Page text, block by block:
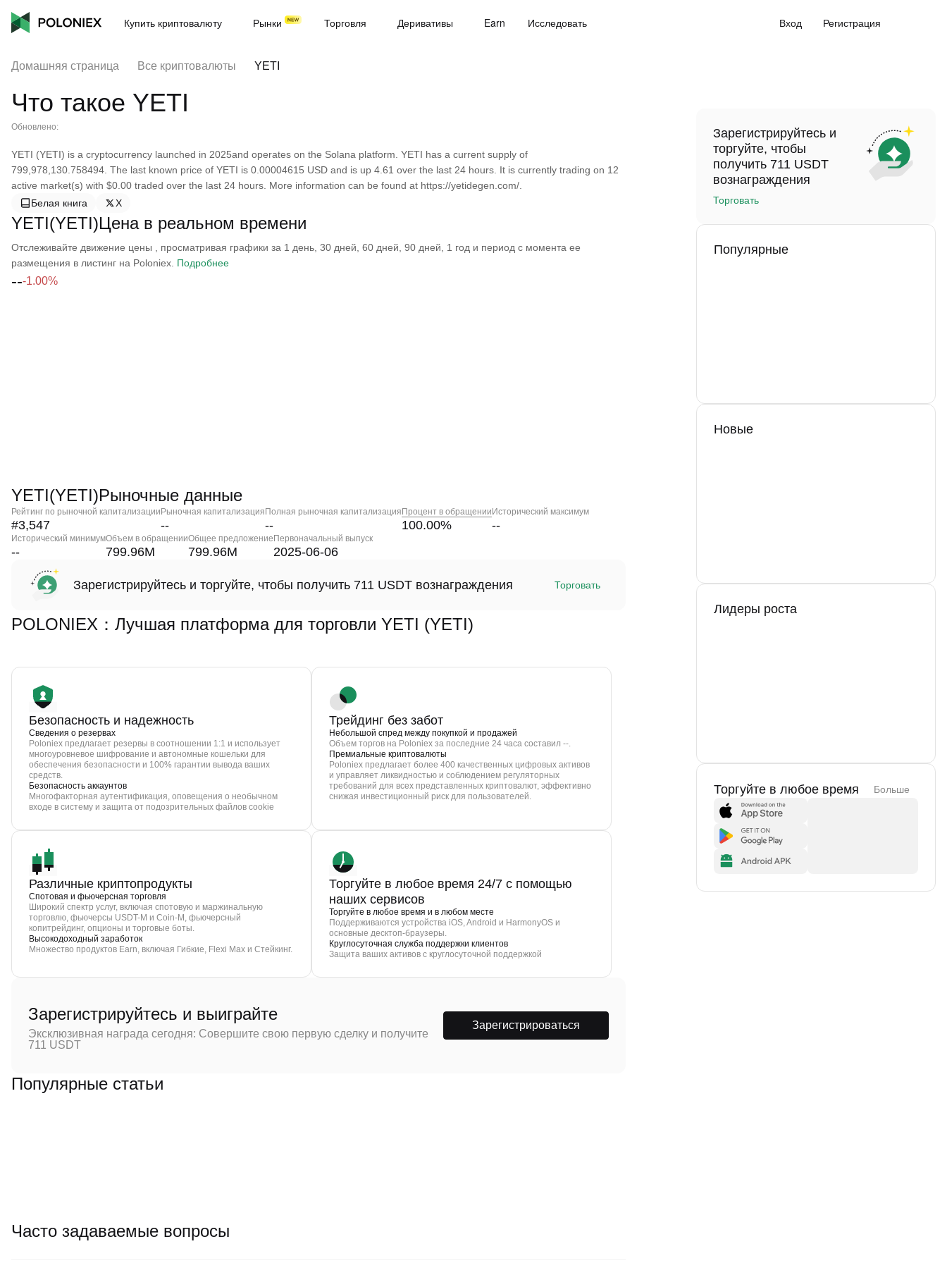
Купить криптовалюту Рынки Торговля Деривативы Earn Исследовать Вход Регистрация
Домашняя страница Все криптовалюты YETI
Что такое YETI
Обновлено:
YETI (YETI) is a cryptocurrency launched in 2025and operates on the Solana platform. YETI has a current supply of
799,978,130.758494. The last known price of YETI is 0.00004615 USD and is up 4.61 over the last 24 hours. It is currently trading on 12
active market(s) with $0.00 traded over the last 24 hours. More information can be found at https://yetidegen.com/.
Белая книга
X
YETI(YETI)Цена в реальном времени
Отслеживайте движение цены , просматривая графики за 1 день, 30 дней, 60 дней, 90 дней, 1 год и период с момента ее
размещения в листинг на Poloniex. Подробнее
---1.00%
YETI(YETI)Рыночные данные
Рейтинг по рыночной капитализации
#3,547
Рыночная капитализация
--
Полная рыночная капитализация
--
Процент в обращении
100.00%
Исторический максимум
--
Исторический минимум
--
Объем в обращении
799.96M
Общее предложение
799.96M
Первоначальный выпуск
2025-06-06
Зарегистрируйтесь и торгуйте, чтобы получить 711 USDT вознаграждения Торговать
POLONIEX：Лучшая платформа для торговли YETI (YETI)
Безопасность и надежность
Сведения о резервах
Poloniex предлагает резервы в соотношении 1:1 и использует
многоуровневое шифрование и автономные кошельки для
обеспечения безопасности и 100% гарантии вывода ваших
средств.
Безопасность аккаунтов
Многофакторная аутентификация, оповещения о необычном
входе в систему и защита от подозрительных файлов cookie
Трейдинг без забот
Небольшой спред между покупкой и продажей
Объем торгов на Poloniex за последние 24 часа составил --.
Премиальные криптовалюты
Poloniex предлагает более 400 качественных цифровых активов
и управляет ликвидностью и соблюдением регуляторных
требований для всех представленных криптовалют, эффективно
снижая инвестиционный риск для пользователей.
Различные криптопродукты
Спотовая и фьючерсная торговля
Широкий спектр услуг, включая спотовую и маржинальную
торговлю, фьючерсы USDT-M и Coin-M, фьючерсный
копитрейдинг, опционы и торговые боты.
Высокодоходный заработок
Множество продуктов Earn, включая Гибкие, Flexi Max и Стейкинг.
Торгуйте в любое время 24/7 с помощью
наших сервисов
Торгуйте в любое время и в любом месте
Поддерживаются устройства iOS, Android и HarmonyOS и
основные десктоп-браузеры.
Круглосуточная служба поддержки клиентов
Защита ваших активов с круглосуточной поддержкой
Зарегистрируйтесь и выиграйте
Эксклюзивная награда сегодня: Совершите свою первую сделку и получите
711 USDT
Зарегистрироваться
Популярные статьи
Часто задаваемые вопросы
Зарегистрируйтесь и
торгуйте, чтобы
получить 711 USDT
вознаграждения
Торговать
Популярные
Новые
Лидеры роста
Торгуйте в любое время Больше